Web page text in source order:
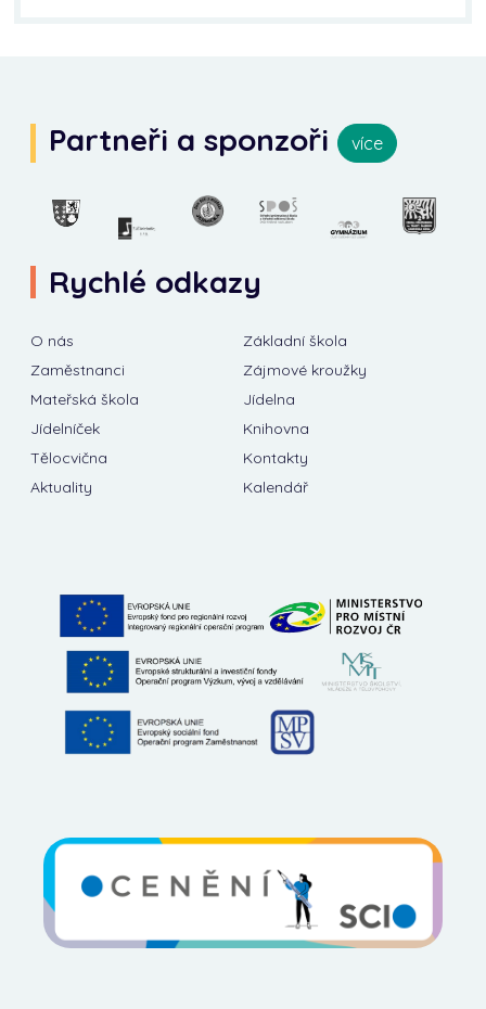
Partneři a sponzoři více
Rychlé odkazy
O nás
Základní škola
Zaměstnanci
Zájmové kroužky
Mateřská škola
Jídelna
Jídelníček
Knihovna
Tělocvična
Kontakty
Aktuality
Kalendář